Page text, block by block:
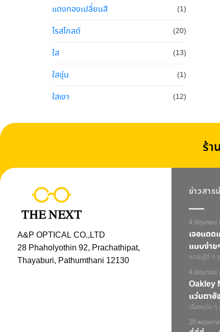
แดงทองเปลี่ยนสี (1)
โรสโกลด์ (20)
ใส (13)
ใสขุ่น (1)
ใสเงา (12)
ร้า
A&P OPTICAL CO.,LTD
28 Phaholyothin 92, Prachathipat,
Thayaburi, Pathumthani 12130
ข่าวสาร
4 มิถุนายน
เจอแดด
แบบง่าย
ความรู้ดี ๆ
4 มิถุนายน
Oakley
แว่นตาอั
เรื่องแว่น ๆ
28 พฤษภา